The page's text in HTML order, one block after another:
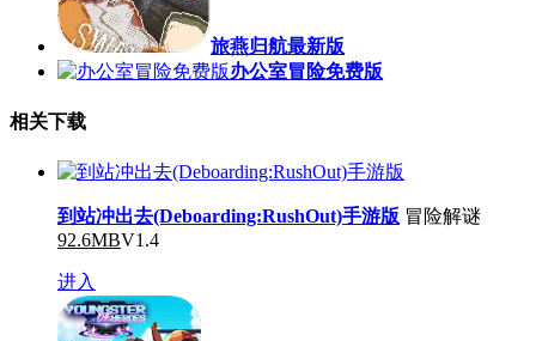
旅燕归航最新版
办公室冒险免费版
相关下载
到站冲出去(Deboarding:RushOut)手游版 冒险解谜
92.6MBV1.4
进入